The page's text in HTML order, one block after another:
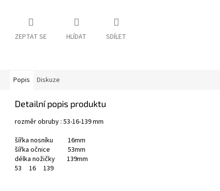
ZEPTAT SE HLÍDAT SDÍLET
Popis Diskuze
Detailní popis produktu
rozměr obruby : 53-16-139 mm
šířka nosníku 16mm
šířka očnice 53mm
délka nožičky 139mm
53
16 139